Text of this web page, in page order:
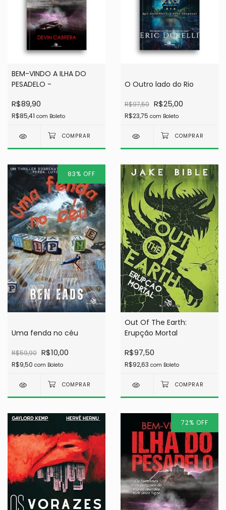
BEM-VINDO A ILHA DO
PESADELO -
R$89,90
R$85,41 com Boleto
O Outro lado do Rio
R$97,50 R$25,00
R$23,75 com Boleto
83% OFF
Uma fenda no céu
R$59,90 R$10,00
R$9,50 com Boleto
Out Of The Earth:
Erupção Mortal
R$97,50
R$92,63 com Boleto
72% OFF